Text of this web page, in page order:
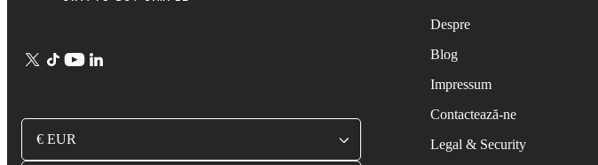
€ EUR
Despre
Blog
Impressum
Contactează-ne
Legal & Security